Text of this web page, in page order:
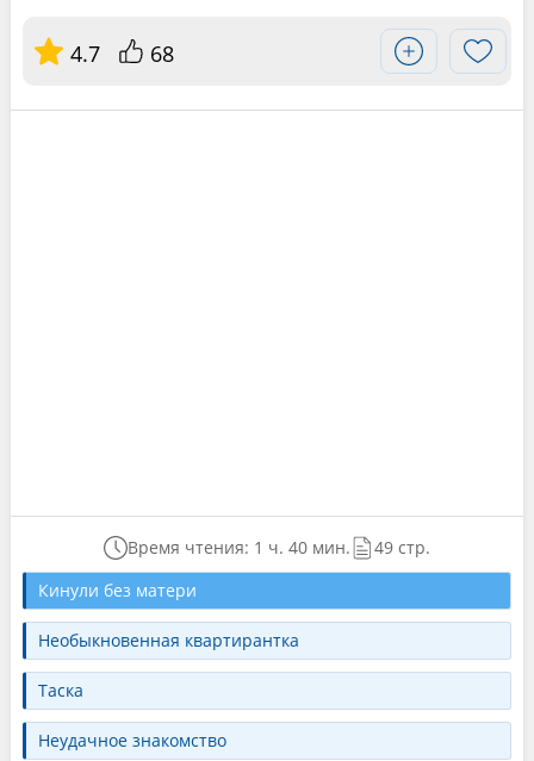
4.7 68
Время чтения: 1 ч. 40 мин.
49 стр.
Кинули без матери
Необыкновенная квартирантка
Таска
Неудачное знакомство